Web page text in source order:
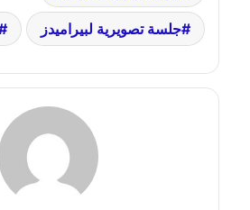
جلسة تصويرية لبيراميدز